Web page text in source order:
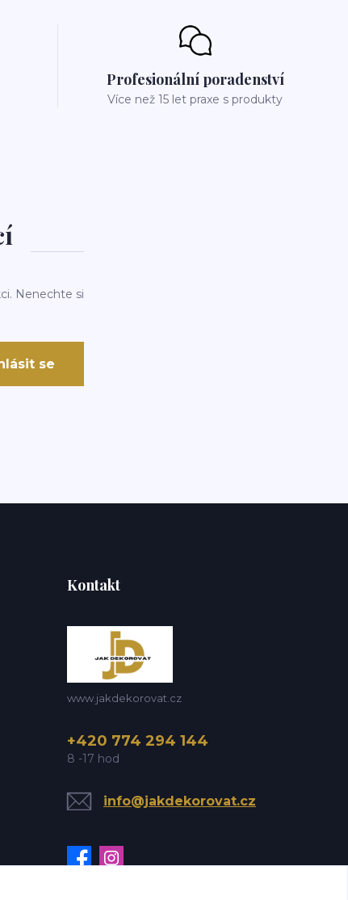
Profesionální poradenství
Více než 15 let praxe s produkty
Nenechte si
se
Kontakt
www.jakdekorovat.cz
+420 774 294 144
8 -17 hod
info@jakdekorovat.cz